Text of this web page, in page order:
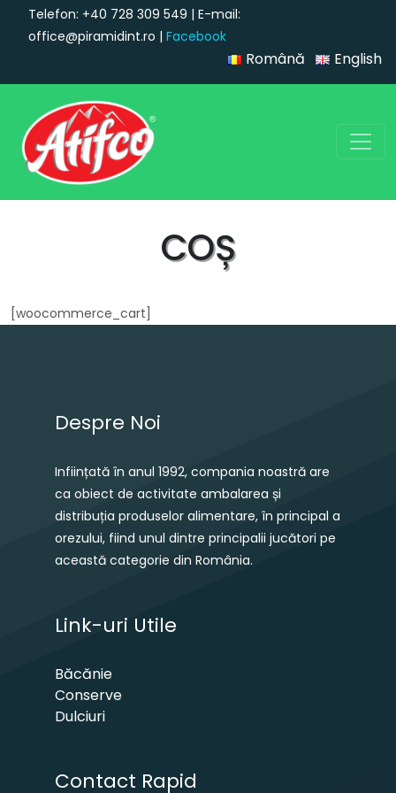
Telefon: +40 728 309 549 | E-mail:
office@piramidint.ro | Facebook
Română English
Navigare principală
COȘ
[woocommerce_cart]
Despre Noi
Inființată în anul 1992, compania noastră are
ca obiect de activitate ambalarea și
distribuția produselor alimentare, în principal a
orezului, fiind unul dintre principalii jucători pe
această categorie din România.
Link-uri Utile
Băcănie
Conserve
Dulciuri
Contact Rapid